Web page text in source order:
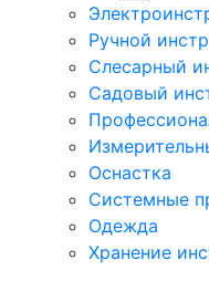
Ручной
Слесарный
Садовый
Оснастка
Системные
Одежда
Хранение